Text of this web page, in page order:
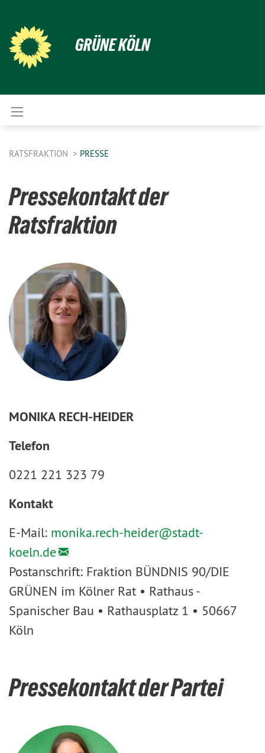
GRÜNE KÖLN
RATSFRAKTION PRESSE
Pressekontakt der
Ratsfraktion
MONIKA RECH-HEIDER
Telefon
0221 221 323 79
Kontakt
E-Mail: monika.rech-heider@stadt-
koeln.de
Postanschrift: Fraktion BÜNDNIS 90/DIE
GRÜNEN im Kölner Rat • Rathaus -
Spanischer Bau • Rathausplatz 1 • 50667
Köln
Pressekontakt der Partei